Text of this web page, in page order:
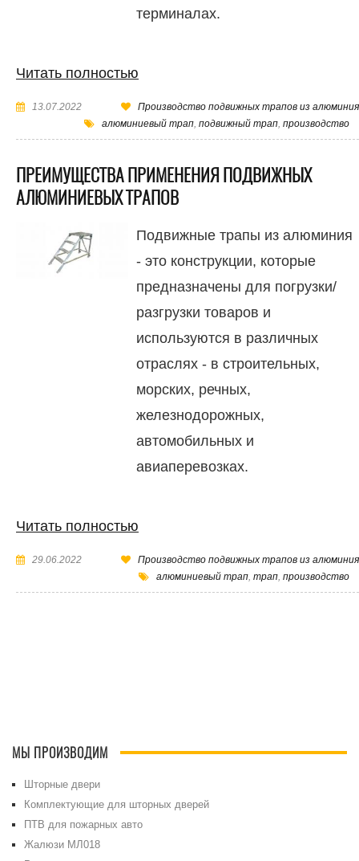
терминалах.
Читать полностью
13.07.2022
Производство подвижных трапов из алюминия
алюминиевый трап, подвижный трап, производство
ПРЕИМУЩЕСТВА ПРИМЕНЕНИЯ ПОДВИЖНЫХ
АЛЮМИНИЕВЫХ ТРАПОВ
Подвижные трапы из алюминия
- это конструкции, которые
предназначены для погрузки/
разгрузки товаров и
используются в различных
отраслях - в строительных,
морских, речных,
железнодорожных,
автомобильных и
авиаперевозках.
Читать полностью
29.06.2022
Производство подвижных трапов из алюминия
алюминиевый трап, трап, производство
МЫ ПРОИЗВОДИМ
Шторные двери
Комплектующие для шторных дверей
ПТВ для пожарных авто
Жалюзи МЛ018